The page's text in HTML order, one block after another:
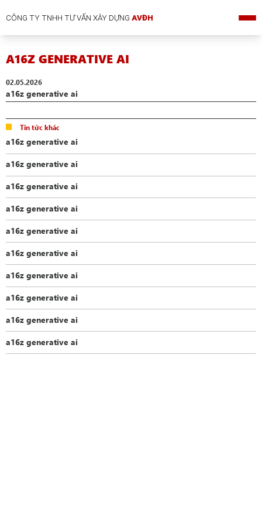
CÔNG TY TNHH TƯ VẤN XÂY DỰNGAVĐH
A16Z GENERATIVE AI
02.05.2026
a16z generative ai
Tin tức khác
a16z generative ai
a16z generative ai
a16z generative ai
a16z generative ai
a16z generative ai
a16z generative ai
a16z generative ai
a16z generative ai
a16z generative ai
a16z generative ai